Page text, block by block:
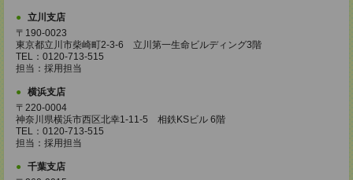
立川支店
〒190-0023
東京都立川市柴崎町2-3-6 立川第一生命ビルディング3階
TEL：0120-713-515
担当：採用担当
横浜支店
〒220-0004
神奈川県横浜市西区北幸1-11-5 相鉄KSビル 6階
TEL：0120-713-515
担当：採用担当
千葉支店